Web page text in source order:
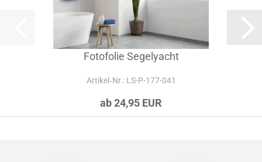
Fotofolie Segelyacht
Artikel‑Nr.: LS-P-177-041
ab 24,95 EUR